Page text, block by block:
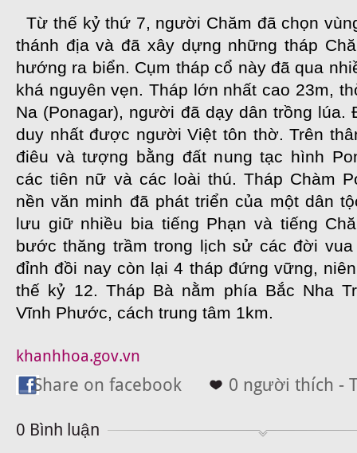
Từ thế kỷ thứ 7, người Chăm đã chọn
thánh địa và đã xây dựng những tháp
hướng ra biển. Cụm tháp cổ này đã qua
khá nguyên vẹn. Tháp lớn nhất cao 23m,
Na (Ponagar), người đã dạy dân trồng lúa.
duy nhất được người Việt tôn thờ. Trên
điêu và tượng bằng đất nung tạc hình
các tiên nữ và các loài thú. Tháp Chàm
nền văn minh đã phát triển của một dân
lưu giữ nhiều bia tiếng Phạn và tiếng
bước thăng trầm trong lịch sử các đời vua
đỉnh đồi nay còn lại 4 tháp đứng vững,
thế kỷ 12. Tháp Bà nằm phía Bắc Nha
Vĩnh Phước, cách trung tâm 1km.
khanhhoa.gov.vn
Share on facebook 0 người thích -
0 Bình luận